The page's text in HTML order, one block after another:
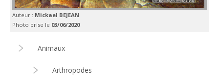
Auteur : Mickael BEJEAN
Photo prise le 03/06/2020
Animaux
Arthropodes